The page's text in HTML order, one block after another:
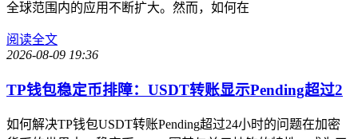
全球范围内的应用不断扩大。然而，如何在
阅读全文
2026-08-09 19:36
TP钱包稳定币排障：USDT转账显示Pending超过2
如何解决TP钱包USDT转账Pending超过24小时的问题在加密